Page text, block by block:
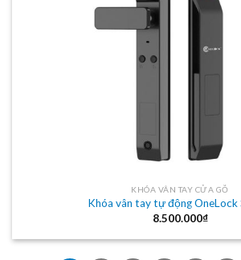
KHÓA VÂN TAY CỬA GỖ
Khóa vân tay tự động OneLock
8.500.000₫